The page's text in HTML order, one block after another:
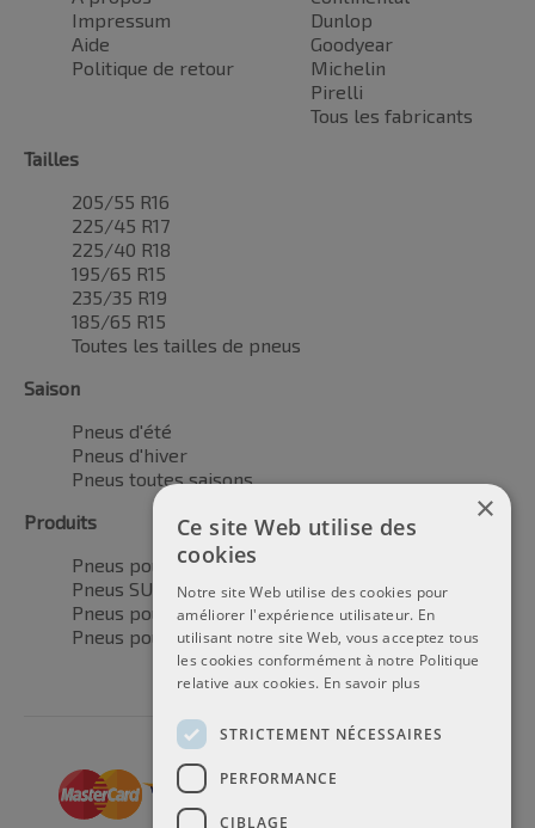
Impressum
Aide
Politique de retour
Dunlop
Goodyear
Michelin
Pirelli
Tous les fabricants
Tailles
205/55 R16
225/45 R17
225/40 R18
195/65 R15
235/35 R19
185/65 R15
Toutes les tailles de pneus
Saison
Pneus d'été
Pneus d'hiver
Pneus toutes saisons
Produits
Pneus pour voitures
Pneus SUV / 4x4
Pneus pour camionnettes
Pneus pour motos
×
Ce site Web utilise des
cookies
Notre site Web utilise des cookies pour
améliorer l'expérience utilisateur. En
utilisant notre site Web, vous acceptez tous
les cookies conformément à notre Politique
relative aux cookies. En savoir plus
STRICTEMENT NÉCESSAIRES
PERFORMANCE
CIBLAGE